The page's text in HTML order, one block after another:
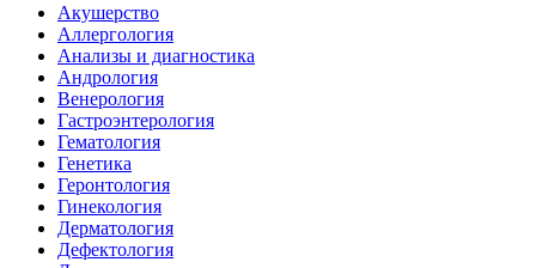
Акушерство
Аллергология
Анализы и диагностика
Андрология
Венерология
Гастроэнтерология
Гематология
Генетика
Геронтология
Гинекология
Дерматология
Дефектология